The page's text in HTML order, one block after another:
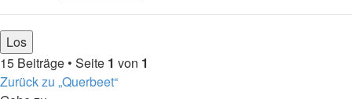
15 Beiträge • Seite 1 von 1
Zurück zu „Querbeet“